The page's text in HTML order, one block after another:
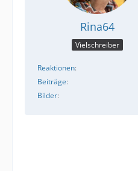
Rina64
Vielschreiber
Reaktionen
Beiträge
Bilder